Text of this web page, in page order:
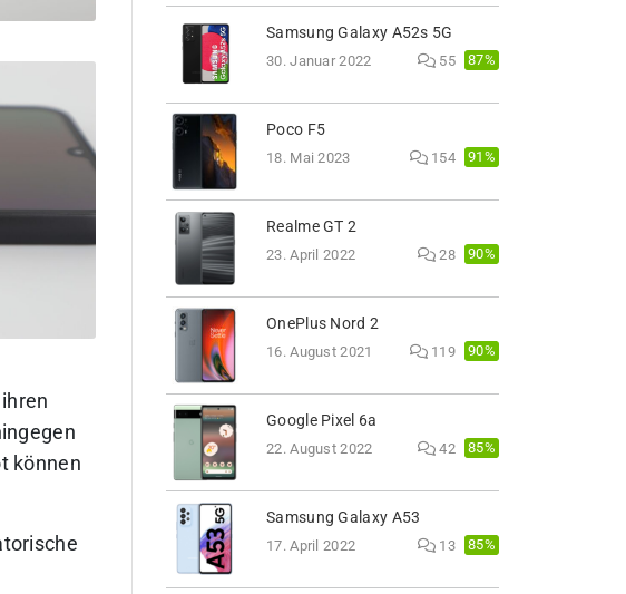
können
Samsung Galaxy A52s 5G
30. Januar 2022 55 87%
Poco F5
18. Mai 2023 154 91%
Realme GT 2
23. April 2022 28 90%
OnePlus Nord 2
16. August 2021 119 90%
Google Pixel 6a
22. August 2022 42 85%
Samsung Galaxy A53
17. April 2022 13 85%